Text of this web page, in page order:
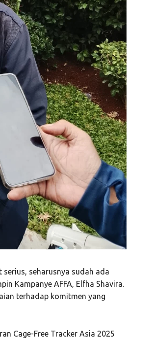
seharusnya sudah ada
Kampanye AFFA, Elfha Shavira.
terhadap komitmen yang
Cage-Free Tracker Asia 2025